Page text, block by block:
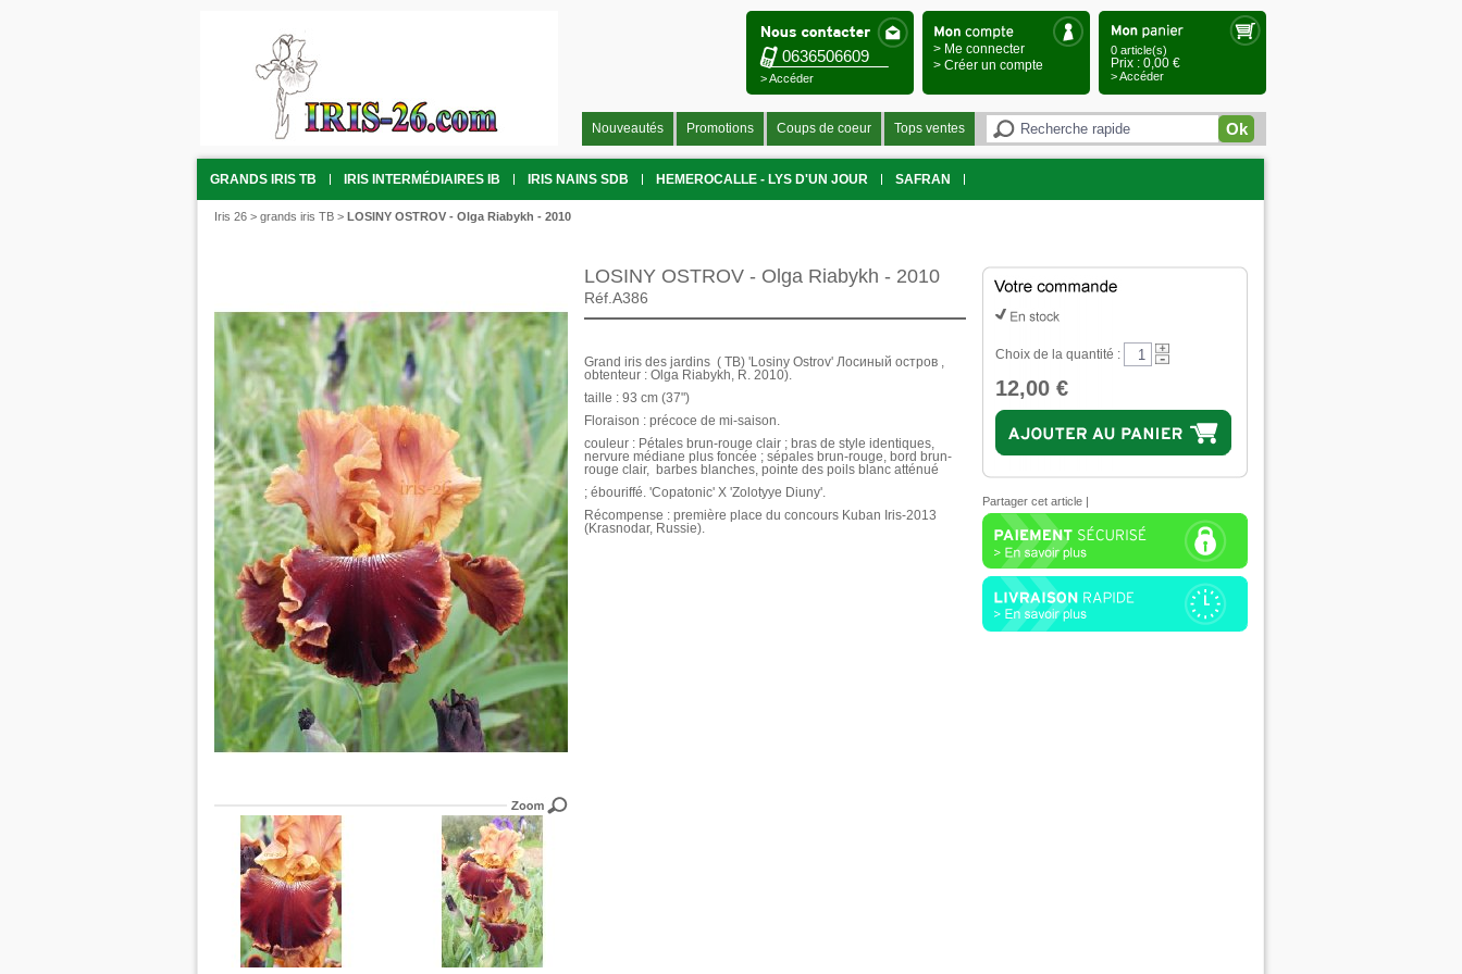
0 article(s)
Prix : 0,00 €
> Accéder
> Me connecter
> Créer un compte
0636506609
> Accéder
Nouveautés Promotions Coups de coeur Tops ventes Ok
GRANDS IRIS TB IRIS INTERMÉDIAIRES IB IRIS NAINS SDB HEMEROCALLE - LYS D'UN JOUR SAFRAN
Iris 26 > grands iris TB > LOSINY OSTROV - Olga Riabykh - 2010
LOSINY OSTROV - Olga Riabykh - 2010
Réf.A386
Grand iris des jardins ( TB) 'Losiny Ostrov' Лосиный остров ,
obtenteur : Olga Riabykh, R. 2010).
taille : 93 cm (37")
Floraison : précoce de mi-saison.
couleur : Pétales brun-rouge clair ; bras de style identiques,
nervure médiane plus foncée ; sépales brun-rouge, bord brun-
rouge clair, barbes blanches, pointe des poils blanc atténué
; ébouriffé. 'Copatonic' X 'Zolotyye Diuny'.
Récompense : première place du concours Kuban Iris-2013
(Krasnodar, Russie).
Choix de la quantité :
12,00 €
Partager cet article |